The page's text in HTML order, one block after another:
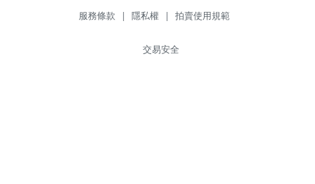
服務條款 | 隱私權 | 拍賣使用規範
交易安全